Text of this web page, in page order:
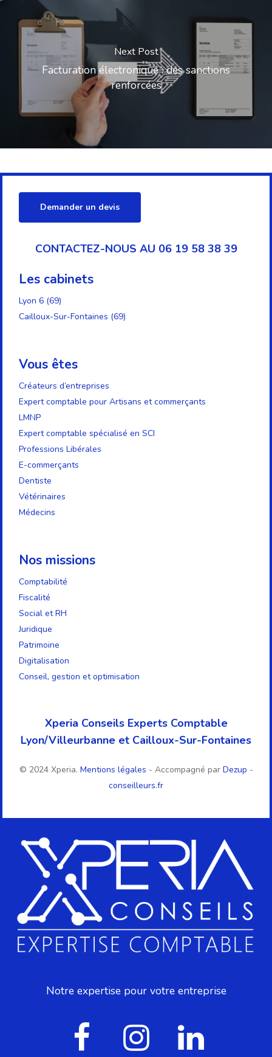
Next Post
Facturation électronique : des sanctions
renforcées
Notre expertise pour votre entreprise
Demander un devis
CONTACTEZ-NOUS AU 06 19 58 38 39
Les cabinets
Lyon 6 (69)
Cailloux-Sur-Fontaines (69)
Vous êtes
Créateurs d’entreprises
Expert comptable pour Artisans et commerçants
LMNP
Expert comptable spécialisé en SCI
Professions Libérales
E-commerçants
Dentiste
Vétérinaires
Médecins
Nos missions
Comptabilité
Fiscalité
Social et RH
Juridique
Patrimoine
Digitalisation
Conseil, gestion et optimisation
Xperia Conseils Experts Comptable
Lyon/Villeurbanne et Cailloux-Sur-Fontaines
© 2024 Xperia. Mentions légales - Accompagné par Dezup -
conseilleurs.fr